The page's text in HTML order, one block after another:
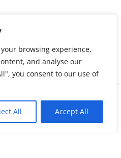
browsing experience,
and analyse our
you consent to our use of
All Accept All
All rights reserved.